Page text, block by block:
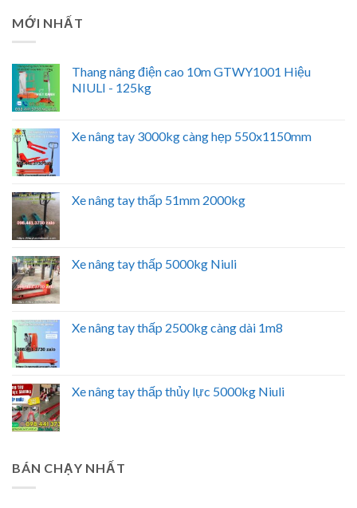
MỚI NHẤT
Thang nâng điện cao 10m GTWY1001 Hiệu
NIULI - 125kg
Xe nâng tay 3000kg càng hẹp 550x1150mm
Xe nâng tay thấp 51mm 2000kg
Xe nâng tay thấp 5000kg Niuli
Xe nâng tay thấp 2500kg càng dài 1m8
Xe nâng tay thấp thủy lực 5000kg Niuli
BÁN CHẠY NHẤT